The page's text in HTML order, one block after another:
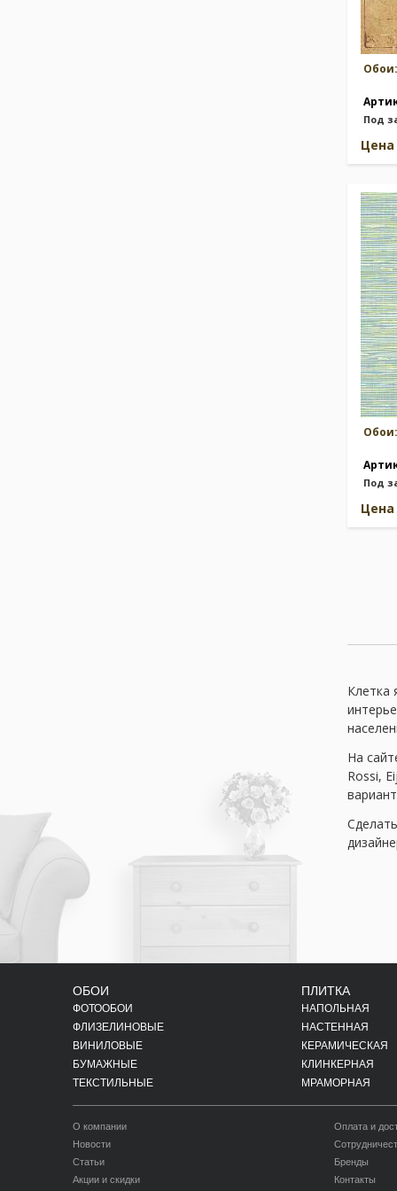
Обои:
Под
Цена
Обои:
Под
Цена
Клетка
На
Rossi,
ОБОИ
ФОТООБОИ
ФЛИЗЕЛИНОВЫЕ
ВИНИЛОВЫЕ
БУМАЖНЫЕ
ТЕКСТИЛЬНЫЕ
ПЛИТКА
НАПОЛЬНАЯ
НАСТЕННАЯ
КЕРАМИЧЕСКАЯ
КЛИНКЕРНАЯ
МРАМОРНАЯ
О компании
Новости
Статьи
Акции и скидки
Оплата и
Бренды
Контакты